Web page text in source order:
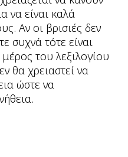
να είναι καλά
Αν οι βρισιές δεν
συχνά τότε είναι
του λεξιλογίου
θα χρειαστεί να
ώστε να